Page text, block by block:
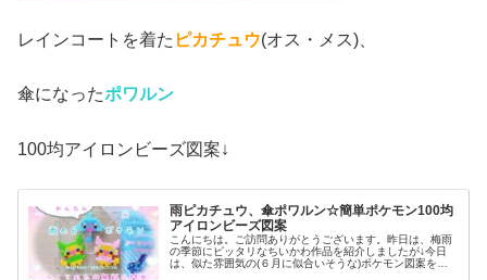
レインコートを着た ピカチュウ(オス・メス)、
傘になったポワルン
100均アイロンビーズ図案↓
雨ピカチュウ、傘ポワルン☆簡単ポケモン100均
アイロンビーズ図案
こんにちは。ご訪問ありがとうございます。昨日は、梅雨
の季節にピッタリなちいかわ作品を紹介しましたが↓今日
は、似た雰囲気の(６月に似合いそうな)ポケモン図案を紹